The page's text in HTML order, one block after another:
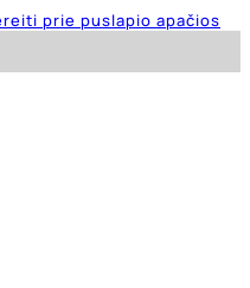
prie puslapio apačios